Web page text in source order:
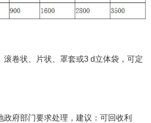
卷状、片状、罩套或3 d立体袋，可定
府部门要求处理，建议：可回收利